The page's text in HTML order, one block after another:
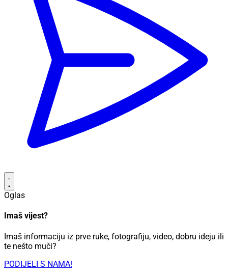
Oglas
Imaš vijest?
Imaš informaciju iz prve ruke, fotografiju, video, dobru ideju ili
te nešto muči?
PODIJELI S NAMA!